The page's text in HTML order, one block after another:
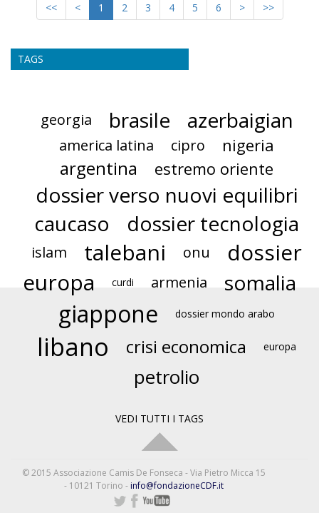
<< < 1 2 3 4 5 6 > >>
TAGS
georgia brasile azerbaigian
america latina cipro nigeria
argentina estremo oriente
dossier verso nuovi equilibri
caucaso
dossier tecnologia
islam talebani onu
dossier
europa
curdi armenia somalia
giappone dossier mondo arabo
libano crisi economica europa
petrolio
VEDI TUTTI I TAGS
© 2015 Associazione Camis De Fonseca - Via Pietro Micca 15
- 10121 Torino - info@fondazioneCDF.it